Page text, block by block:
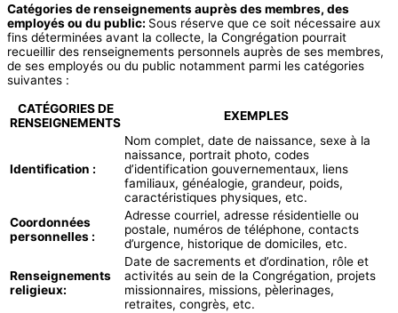
Catégories de renseignements auprès des membres, des
employés ou du public: Sous réserve que ce soit nécessaire aux
fins déterminées avant la collecte, la Congrégation pourrait
recueillir des renseignements personnels auprès de ses membres,
de ses employés ou du public notamment parmi les catégories
suivantes :
CATÉGORIES DE
RENSEIGNEMENTS
EXEMPLES
Identification :
Nom complet, date de naissance, sexe à la
naissance, portrait photo, codes
d’identification gouvernementaux, liens
familiaux, généalogie, grandeur, poids,
caractéristiques physiques, etc.
Coordonnées
personnelles :
Adresse courriel, adresse résidentielle ou
postale, numéros de téléphone, contacts
d’urgence, historique de domiciles, etc.
Renseignements
religieux:
Date de sacrements et d’ordination, rôle et
activités au sein de la Congrégation, projets
missionnaires, missions, pèlerinages,
retraites, congrès, etc.